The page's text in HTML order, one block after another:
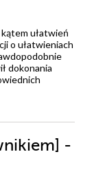
ułatwień
o ułatwieniach
dokonania
-